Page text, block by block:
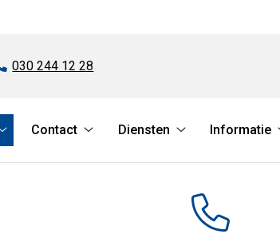
Tel:
030 244 12 28
Online
services
Contact
submenu
Diensten
submenu
Informatie